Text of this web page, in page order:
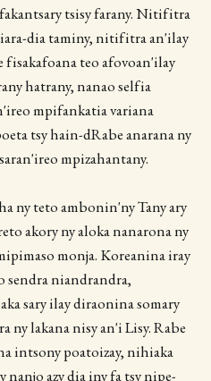
tsisy farany. Nitifitra
dia taminy, nitifitra an'ilay
teo afovoan'ilay
hatrany, nanao selfia
mpifankatia variana
tsy hain-dRabe anarana ny
mpizahantany.
ny teto ambonin'ny Tany ary
akory ny aloka nanarona ny
monja. Koreanina iray
sendra niandrandra,
sary ilay diraonina somary
ny lakana nisy an'i Lisy. Rabe
intsony poatoizay, nihiaka
nanjo azy dia iny fa tsy nipe-